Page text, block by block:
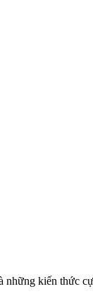
kiến thức